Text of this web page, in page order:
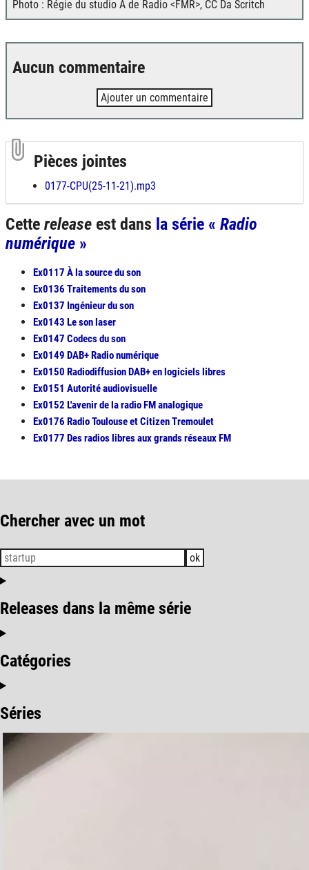
Photo : Régie du studio A de Radio <FMR>, CC Da Scritch
Aucun commentaire
Ajouter un commentaire
Pièces jointes
0177-CPU(25-11-21).mp3
Cette release est dans la série « Radio
numérique »
Ex0117 À la source du son
Ex0136 Traitements du son
Ex0137 Ingénieur du son
Ex0143 Le son laser
Ex0147 Codecs du son
Ex0149 DAB+ Radio numérique
Ex0150 Radiodiffusion DAB+ en logiciels libres
Ex0151 Autorité audiovisuelle
Ex0152 L'avenir de la radio FM analogique
Ex0176 Radio Toulouse et Citizen Tremoulet
Ex0177 Des radios libres aux grands réseaux FM
Chercher avec un mot
ok
Releases dans la même série
Catégories
Séries